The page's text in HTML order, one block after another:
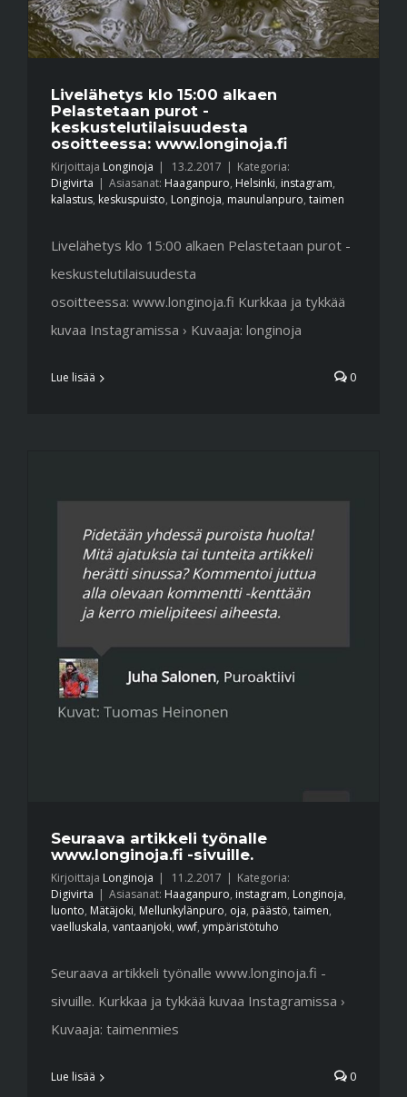
Livelähetys klo 15:00 alkaen
Pelastetaan purot -
keskustelutilaisuudesta
osoitteessa: www.longinoja.fi
Kirjoittaja Longinoja 13.2.2017
Kategoria:
Digivirta
Asiasanat: Haaganpuro, Helsinki, instagram,
kalastus, keskuspuisto, Longinoja, maunulanpuro, taimen
Livelähetys klo 15:00 alkaen Pelastetaan purot -
keskustelutilaisuudesta
osoitteessa: www.longinoja.fi Kurkkaa ja tykkää
kuvaa Instagramissa › Kuvaaja: longinoja
Lue lisää 0
Seuraava artikkeli työnalle
www.longinoja.fi -sivuille.
Kirjoittaja Longinoja 11.2.2017
Kategoria:
Digivirta
Asiasanat: Haaganpuro, instagram, Longinoja,
luonto, Mätäjoki, Mellunkylänpuro, oja, päästö, taimen,
vaelluskala, vantaanjoki, wwf, ympäristötuho
Seuraava artikkeli työnalle www.longinoja.fi -
sivuille. Kurkkaa ja tykkää kuvaa Instagramissa ›
Kuvaaja: taimenmies
Lue lisää 0